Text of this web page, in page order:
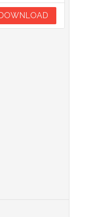
DOWNLOAD